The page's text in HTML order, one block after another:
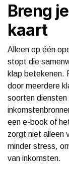
Breng
kaart
Alleen op één
stopt die
klap betekenen.
door meerdere
soorten
een e-book of
zorgt niet alleen
minder stress,
van inkomsten.